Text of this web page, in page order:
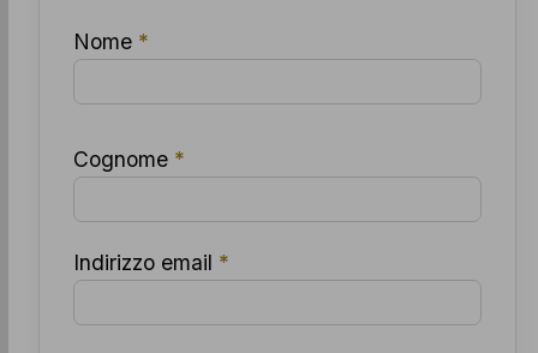
Nome *
Cognome *
Indirizzo email *